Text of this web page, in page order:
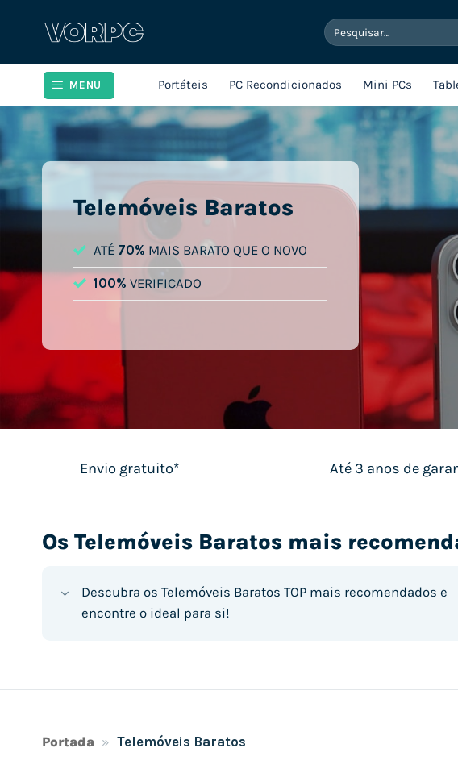
Pesquisar
por:
MENU Portáteis PC Recondicionados Mini PCs
Telemóveis Baratos
ATÉ 70% MAIS BARATO QUE O NOVO
100%VERIFICADO
Envio gratuito* Até 3 anos de
Os Telemóveis Baratos mais
Descubra os Telemóveis Baratos TOP mais recomendados e
encontre o ideal para si!
Portada » Telemóveis Baratos